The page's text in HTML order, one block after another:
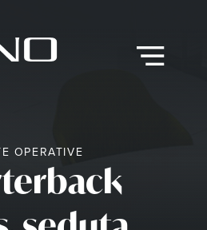
Menu
OPERATIVE